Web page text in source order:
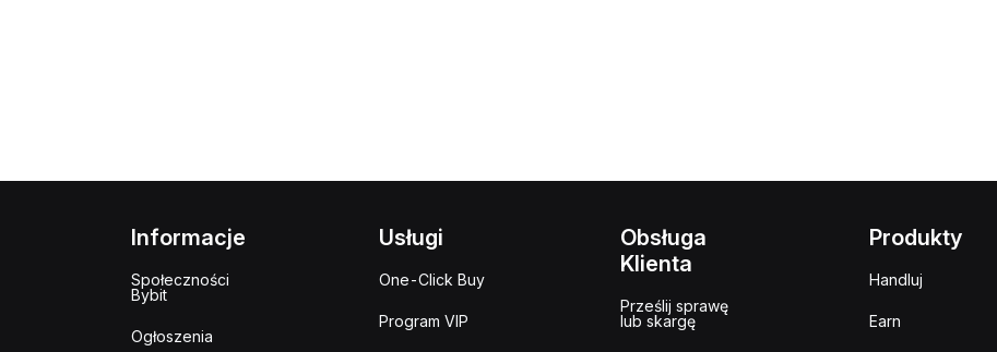
Informacje
Społeczności
Bybit
Ogłoszenia
Usługi
One-Click Buy
Program VIP
Obsługa
Klienta
Prześlij sprawę
lub skargę
Produkty
Handluj
Earn